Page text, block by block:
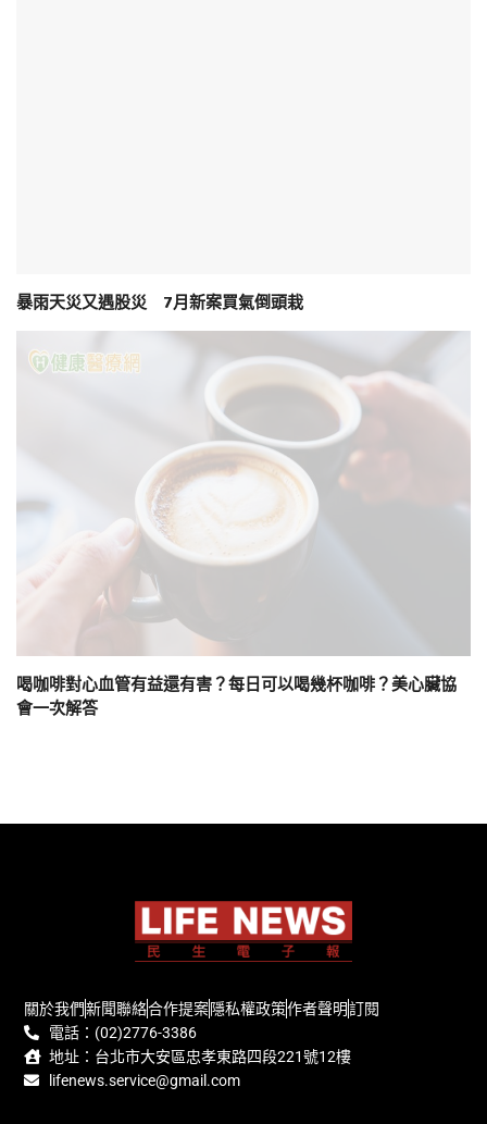
暴雨天災又遇股災 7月新案買氣倒頭栽
喝咖啡對心血管有益還有害？每日可以喝幾杯咖啡？美心臟協
會一次解答
關於我們新聞聯絡合作提案隱私權政策作者聲明訂閱
電話：(02)2776-3386
地址：台北市大安區忠孝東路四段221號12樓
lifenews.service@gmail.com